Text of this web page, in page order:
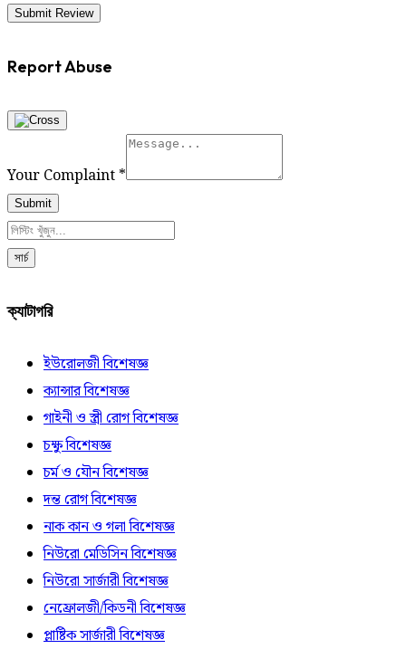
Report Abuse
Your Complaint *
Submit
সার্চ
ক্যাটাগরি
ইউরোলজী বিশেষজ্ঞ
ক্যান্সার বিশেষজ্ঞ
গাইনী ও স্ত্রী রোগ বিশেষজ্ঞ
চক্ষু বিশেষজ্ঞ
চর্ম ও যৌন বিশেষজ্ঞ
দন্ত রোগ বিশেষজ্ঞ
নাক কান ও গলা বিশেষজ্ঞ
নিউরো মেডিসিন বিশেষজ্ঞ
নিউরো সার্জারী বিশেষজ্ঞ
নেফ্রোলজী/কিডনী বিশেষজ্ঞ
প্লাষ্টিক সার্জারী বিশেষজ্ঞ